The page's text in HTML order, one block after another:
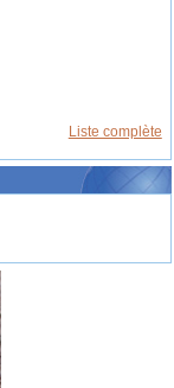
Liste complète